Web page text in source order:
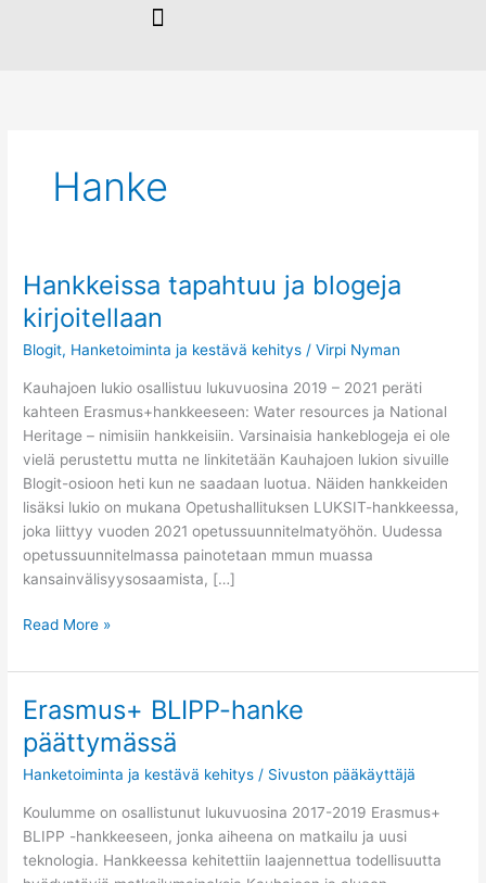
Hanke
Hankkeissa tapahtuu ja blogeja
kirjoitellaan
Blogit, Hanketoiminta ja kestävä kehitys /Virpi Nyman
Kauhajoen lukio osallistuu lukuvuosina 2019 – 2021 peräti
kahteen Erasmus+hankkeeseen: Water resources ja National
Heritage – nimisiin hankkeisiin. Varsinaisia hankeblogeja ei ole
vielä perustettu mutta ne linkitetään Kauhajoen lukion sivuille
Blogit-osioon heti kun ne saadaan luotua. Näiden hankkeiden
lisäksi lukio on mukana Opetushallituksen LUKSIT-hankkeessa,
joka liittyy vuoden 2021 opetussuunnitelmatyöhön. Uudessa
opetussuunnitelmassa painotetaan mmun muassa
kansainvälisyysosaamista, […]
Hankkeissa
tapahtuu
ja
blogeja
Read More »
Erasmus+ BLIPP-hanke
päättymässä
Hanketoiminta ja kestävä kehitys / Sivuston pääkäyttäjä
Koulumme on osallistunut lukuvuosina 2017-2019 Erasmus+
BLIPP -hankkeeseen, jonka aiheena on matkailu ja uusi
teknologia. Hankkeessa kehitettiin laajennettua todellisuutta
Erasmus+
BLIPP-
hanke
päättymässä